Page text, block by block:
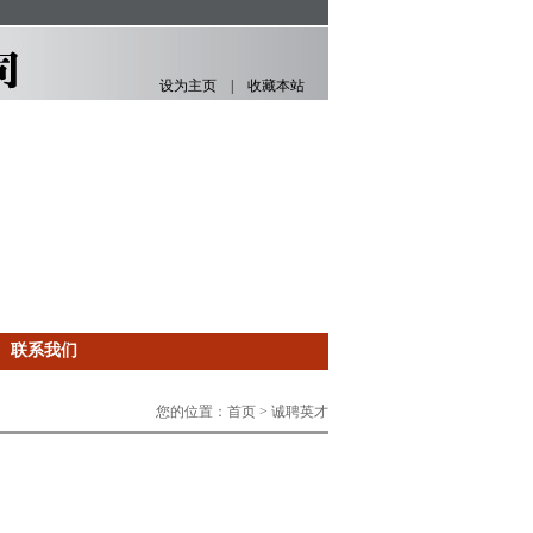
设为主页 收藏本站
联系我们
您的位置：首页 > 诚聘英才